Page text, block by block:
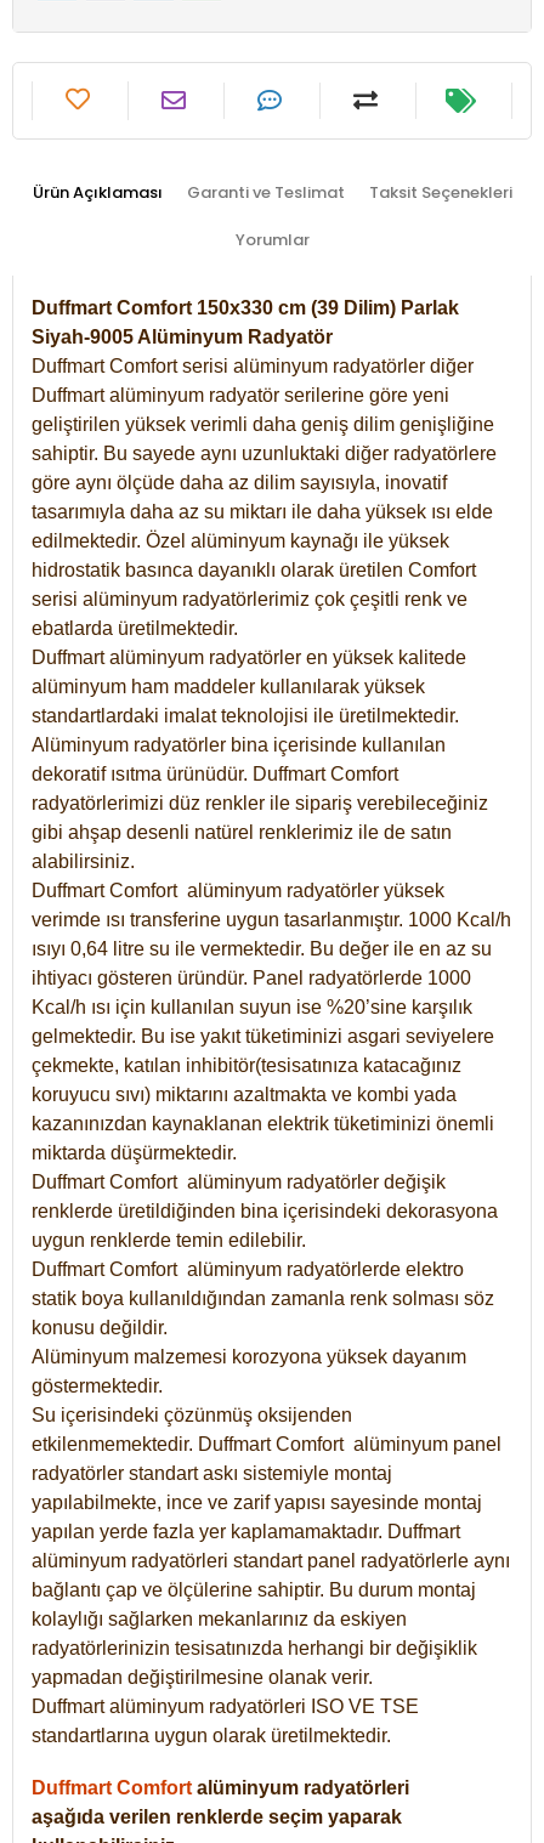
Ürün Açıklaması Garanti ve Teslimat Taksit Seçenekleri
Yorumlar
Duffmart Comfort 150x330 cm (39 Dilim) Parlak
Siyah-9005 Alüminyum Radyatör
Duffmart Comfort serisi alüminyum radyatörler diğer
Duffmart alüminyum radyatör serilerine göre yeni
geliştirilen yüksek verimli daha geniş dilim genişliğine
sahiptir. Bu sayede aynı uzunluktaki diğer radyatörlere
göre aynı ölçüde daha az dilim sayısıyla, inovatif
tasarımıyla daha az su miktarı ile daha yüksek ısı elde
edilmektedir. Özel alüminyum kaynağı ile yüksek
hidrostatik basınca dayanıklı olarak üretilen Comfort
serisi alüminyum radyatörlerimiz çok çeşitli renk ve
ebatlarda üretilmektedir.
Duffmart alüminyum radyatörler en yüksek kalitede
alüminyum ham maddeler kullanılarak yüksek
standartlardaki imalat teknolojisi ile üretilmektedir.
Alüminyum radyatörler bina içerisinde kullanılan
dekoratif ısıtma ürünüdür. Duffmart Comfort
radyatörlerimizi düz renkler ile sipariş verebileceğiniz
gibi ahşap desenli natürel renklerimiz ile de satın
alabilirsiniz.
Duffmart Comfort alüminyum radyatörler yüksek
verimde ısı transferine uygun tasarlanmıştır. 1000 Kcal/h
ısıyı 0,64 litre su ile vermektedir. Bu değer ile en az su
ihtiyacı gösteren üründür. Panel radyatörlerde 1000
Kcal/h ısı için kullanılan suyun ise %20’sine karşılık
gelmektedir. Bu ise yakıt tüketiminizi asgari seviyelere
çekmekte, katılan inhibitör(tesisatınıza katacağınız
koruyucu sıvı) miktarını azaltmakta ve kombi yada
kazanınızdan kaynaklanan elektrik tüketiminizi önemli
miktarda düşürmektedir.
Duffmart Comfort alüminyum radyatörler değişik
renklerde üretildiğinden bina içerisindeki dekorasyona
uygun renklerde temin edilebilir.
DuffmartComfort alüminyum radyatörlerde elektro
statik boya kullanıldığından zamanla renk solması söz
konusu değildir.
Alüminyum malzemesi korozyona yüksek dayanım
göstermektedir.
Su içerisindeki çözünmüş oksijenden
etkilenmemektedir. DuffmartComfort alüminyum panel
radyatörler standart askı sistemiyle montaj
yapılabilmekte, ince ve zarif yapısı sayesinde montaj
yapılan yerde fazla yer kaplamamaktadır. Duffmart
alüminyum radyatörleri standart panel radyatörlerle aynı
bağlantı çap ve ölçülerine sahiptir. Bu durum montaj
kolaylığı sağlarken mekanlarınız da eskiyen
radyatörlerinizin tesisatınızda herhangi bir değişiklik
yapmadan değiştirilmesine olanak verir.
Duffmart alüminyum radyatörleri ISO VE TSE
standartlarına uygun olarak üretilmektedir.
Duffmart Comfort alüminyum radyatörleri
aşağıda verilen renklerde seçim yaparak